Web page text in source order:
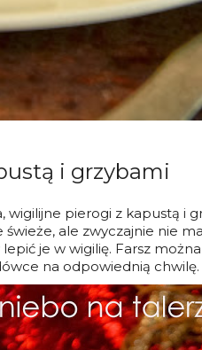
i grzybami
wigilijne pierogi z kapustą i
świeże, ale zwyczajnie nie
je w wigilię. Farsz
na odpowiednią chwilę.